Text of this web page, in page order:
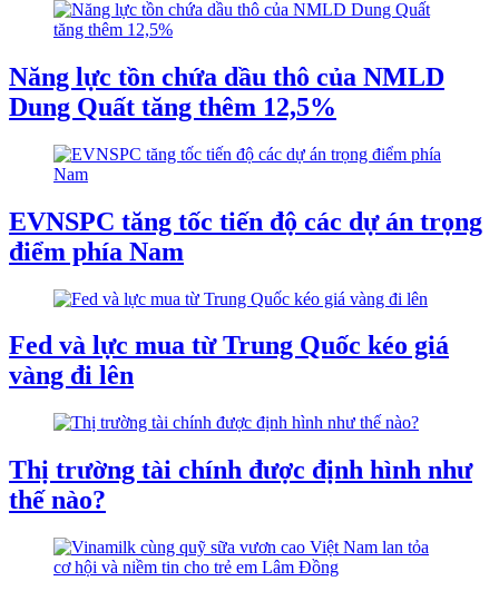
Năng lực tồn chứa dầu thô của NMLD
Dung Quất tăng thêm 12,5%
EVNSPC tăng tốc tiến độ các dự án trọng
điểm phía Nam
Fed và lực mua từ Trung Quốc kéo giá
vàng đi lên
Thị trường tài chính được định hình như
thế nào?